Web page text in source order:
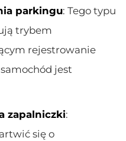
parkingu: Tego typu
trybem
rejestrowanie
jest
zapalniczki:
się o